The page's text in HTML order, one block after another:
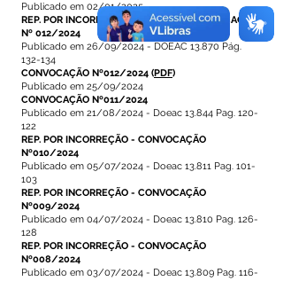
Publicado em 02/01/2025
REP. POR INCORREÇÃO - EDITAL DE CONVOCAÇÃO
Nº 012/2024
Publicado em 26/09/2024 - DOEAC 13.870 Pág.
132-134
CONVOCAÇÃO Nº012/2024 (PDF)
Publicado em 25/09/2024
CONVOCAÇÃO Nº011/2024
Publicado em 21/08/2024 - Doeac 13.844 Pag. 120-
122
REP. POR INCORREÇÃO - CONVOCAÇÃO
Nº010/2024
Publicado em 05/07/2024 - Doeac 13.811 Pag. 101-
103
REP. POR INCORREÇÃO - CONVOCAÇÃO
Nº009/2024
Publicado em 04/07/2024 - Doeac 13.810 Pag. 126-
128
REP. POR INCORREÇÃO - CONVOCAÇÃO
Nº008/2024
Publicado em 03/07/2024 - Doeac 13.809 Pag. 116-